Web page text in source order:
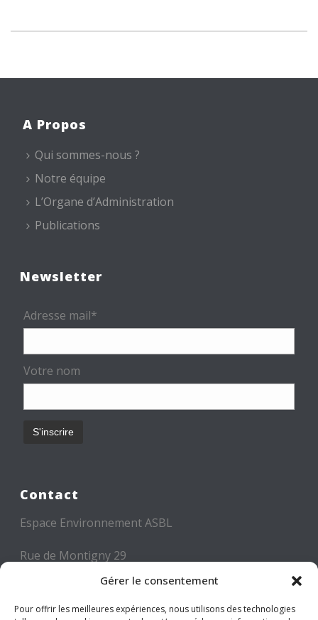
Gérer le consentement
Pour offrir les meilleures expériences, nous utilisons des technologies
A Propos
Qui sommes-nous ?
Notre équipe
L’Organe d’Administration
Publications
Newsletter
Adresse mail*
Votre nom
Contact
Espace Environnement ASBL
Rue de Montigny 29
6000 CHARLEROI
Tél: +32 71 300 300